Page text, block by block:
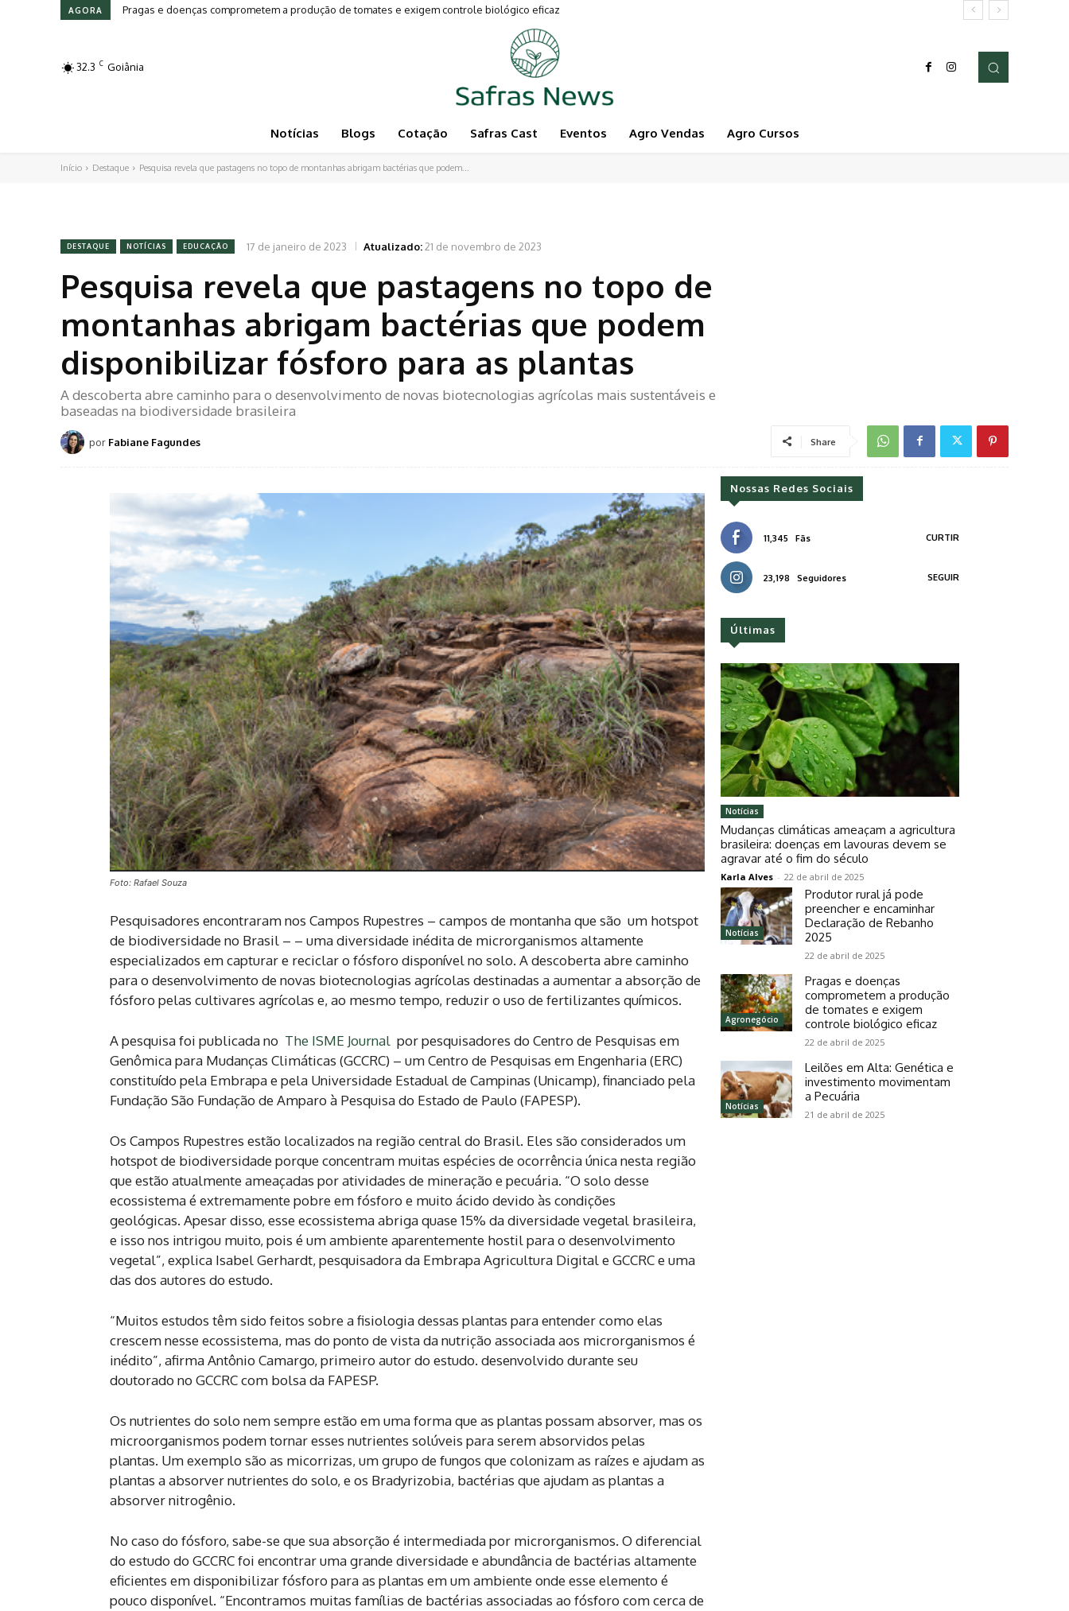
AGORA Leilões em Alta: Genética e investimento movimentam a Pecuária
32.3 C Goiânia
Notícias Blogs Cotação Safras Cast Eventos Agro Vendas Agro Cursos
Início Destaque Pesquisa revela que pastagens no topo de montanhas abrigam bactérias que podem...
DESTAQUE NOTÍCIAS EDUCAÇÃO 17 de janeiro de 2023 Atualizado:21 de novembro de 2023
Pesquisa revela que pastagens no topo de
montanhas abrigam bactérias que podem
disponibilizar fósforo para as plantas
A descoberta abre caminho para o desenvolvimento de novas biotecnologias agrícolas mais sustentáveis e
baseadas na biodiversidade brasileira
por Fabiane Fagundes Share
Foto: Rafael Souza
Pesquisadores encontraram nos Campos Rupestres – campos de montanha que são um hotspot
de biodiversidade no Brasil – – uma diversidade inédita de microrganismos altamente
especializados em capturar e reciclar o fósforo disponível no solo. A descoberta abre caminho
para o desenvolvimento de novas biotecnologias agrícolas destinadas a aumentar a absorção de
fósforo pelas cultivares agrícolas e, ao mesmo tempo, reduzir o uso de fertilizantes químicos.
A pesquisa foi publicada no The ISME Journal por pesquisadores do Centro de Pesquisas em
Genômica para Mudanças Climáticas (GCCRC) – um Centro de Pesquisas em Engenharia (ERC)
constituído pela Embrapa e pela Universidade Estadual de Campinas (Unicamp), financiado pela
Fundação São Fundação de Amparo à Pesquisa do Estado de Paulo (FAPESP).
Os Campos Rupestres estão localizados na região central do Brasil. Eles são considerados um
hotspot de biodiversidade porque concentram muitas espécies de ocorrência única nesta região
que estão atualmente ameaçadas por atividades de mineração e pecuária. “O solo desse
ecossistema é extremamente pobre em fósforo e muito ácido devido às condições
geológicas. Apesar disso, esse ecossistema abriga quase 15% da diversidade vegetal brasileira,
e isso nos intrigou muito, pois é um ambiente aparentemente hostil para o desenvolvimento
vegetal”, explica Isabel Gerhardt, pesquisadora da Embrapa Agricultura Digital e GCCRC e uma
das dos autores do estudo.
“Muitos estudos têm sido feitos sobre a fisiologia dessas plantas para entender como elas
crescem nesse ecossistema, mas do ponto de vista da nutrição associada aos microrganismos é
inédito”, afirma Antônio Camargo, primeiro autor do estudo. desenvolvido durante seu
doutorado no GCCRC com bolsa da FAPESP.
Os nutrientes do solo nem sempre estão em uma forma que as plantas possam absorver, mas os
microorganismos podem tornar esses nutrientes solúveis para serem absorvidos pelas
plantas. Um exemplo são as micorrizas, um grupo de fungos que colonizam as raízes e ajudam as
plantas a absorver nutrientes do solo, e os Bradyrizobia, bactérias que ajudam as plantas a
absorver nitrogênio.
No caso do fósforo, sabe-se que sua absorção é intermediada por microrganismos. O diferencial
do estudo do GCCRC foi encontrar uma grande diversidade e abundância de bactérias altamente
eficientes em disponibilizar fósforo para as plantas em um ambiente onde esse elemento é
pouco disponível. “Encontramos muitas famílias de bactérias associadas ao fósforo com cerca de
Nossas Redes Sociais
11,345 Fãs CURTIR
23,198 Seguidores SEGUIR
Últimas
Notícias
Mudanças climáticas ameaçam a agricultura
brasileira: doenças em lavouras devem se
agravar até o fim do século
Karla Alves - 22 de abril de 2025
Notícias
Produtor rural já pode
preencher e encaminhar
Declaração de Rebanho
2025
22 de abril de 2025
Agronegócio
Pragas e doenças
comprometem a produção
de tomates e exigem
controle biológico eficaz
22 de abril de 2025
Notícias
Leilões em Alta: Genética e
investimento movimentam
a Pecuária
21 de abril de 2025